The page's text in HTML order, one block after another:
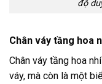
độ
Chân váy tầng hoa
Chân váy tầng hoa
váy, mà còn là một